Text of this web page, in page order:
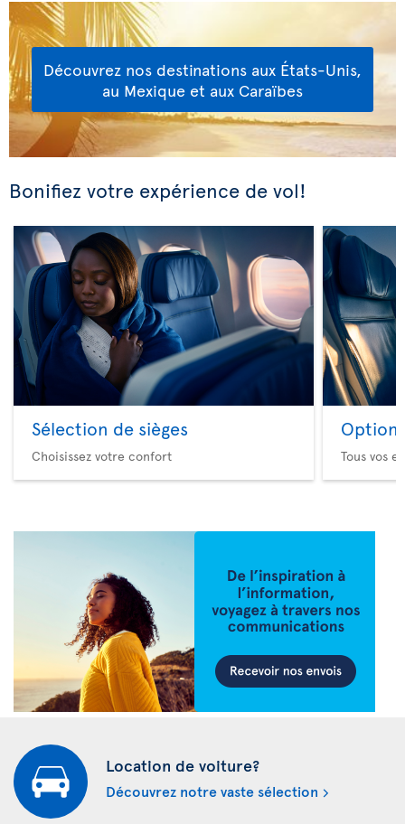
Découvrez nos destinations aux États-Unis,
au Mexique et aux Caraïbes
Bonifiez votre expérience de vol!
Sélection de sièges
Choisissez votre confort
Option
Tous vos
Location de voiture?
Découvrez notre vaste sélection